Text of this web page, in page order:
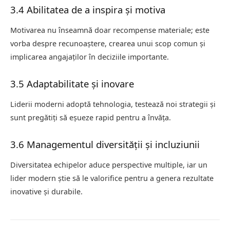
3.4 Abilitatea de a inspira și motiva
Motivarea nu înseamnă doar recompense materiale; este
vorba despre recunoaștere, crearea unui scop comun și
implicarea angajaților în deciziile importante.
3.5 Adaptabilitate și inovare
Liderii moderni adoptă tehnologia, testează noi strategii și
sunt pregătiți să eșueze rapid pentru a învăța.
3.6 Managementul diversității și incluziunii
Diversitatea echipelor aduce perspective multiple, iar un
lider modern știe să le valorifice pentru a genera rezultate
inovative și durabile.